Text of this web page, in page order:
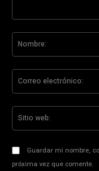
Guardar mi nombre,
próxima vez que comente.